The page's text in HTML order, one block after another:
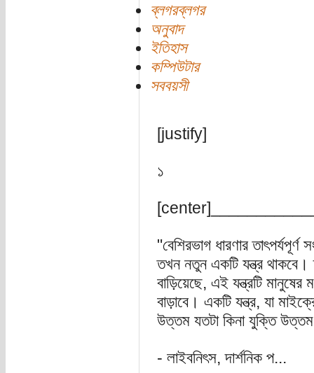
ব্লগরব্লগর
অনুবাদ
ইতিহাস
কম্পিউটার
সববয়সী
[justify]
১
"বেশিরভাগ ধারণার তাৎপর্যপূর্ণ
তখন নতুন একটি যন্ত্র থাকবে।
বাড়িয়েছে, এই যন্ত্রটি
বাড়াবে। একটি যন্ত্র, যা
উত্তম যতটা কিনা যুক্তি
- লাইবনিৎস, দার্শনিক প...